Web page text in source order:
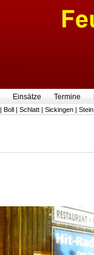
Einsätze Termine
| Boll | Schlatt | Sickingen | Stein